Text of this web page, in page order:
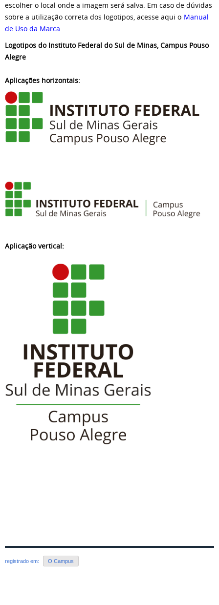
escolher o local onde a imagem será salva. Em caso de dúvidas
sobre a utilização correta dos logotipos, acesse aqui o Manual
de Uso da Marca.
Logotipos do Instituto Federal do Sul de Minas, Campus Pouso
Alegre
Aplicações horizontais:
Aplicação vertical:
registrado em: O Campus